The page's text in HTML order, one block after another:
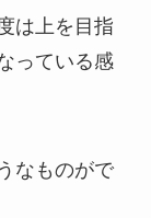
は上を目指
っている感
なものがで